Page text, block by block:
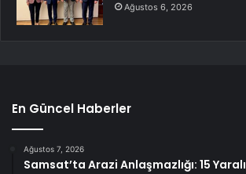
Ağustos 6, 2026
En Güncel Haberler
Ağustos 7, 2026
Samsat’ta Arazi Anlaşmazlığı: 15 Yaralı